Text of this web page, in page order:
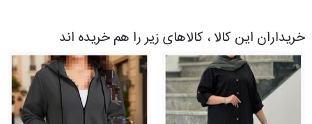
خریداران این کالا ، کالاهای زیر را هم خریده اند